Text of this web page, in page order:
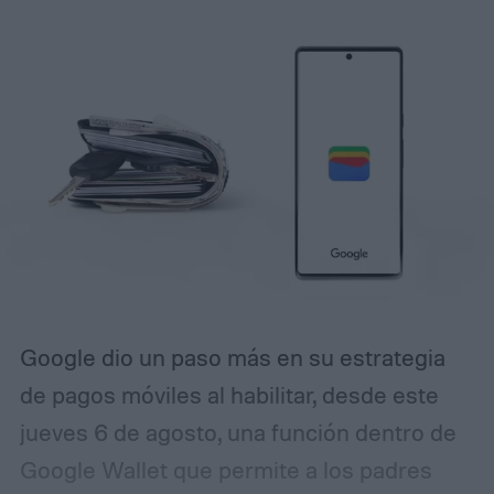
una Raspberry Pi 5 e incluye un micrófono
impresa en 3D, creando un traductor
autónomo que puedes llevar casi a
cualquier parte.Traducción de IA, sin la
Google dio un paso más en su estrategia
de pagos móviles al habilitar, desde este
jueves 6 de agosto, una función dentro de
Google Wallet que permite a los padres